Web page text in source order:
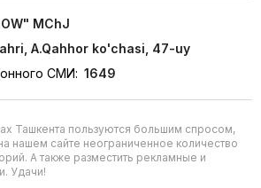
MChJ
A.Qahhor ko'chasi, 47-uy
СМИ: 1649
Ташкента пользуются большим спросом,
нашем сайте неограниченное количество
А также разместить рекламные и
Удачи!